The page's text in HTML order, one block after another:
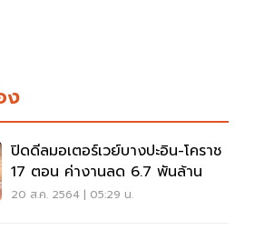
ง
ปิดดีลมอเตอร์เวย์บางปะอิน-โคราช
17 ตอน ค่างานลด 6.7 พันล้าน
20 ส.ค. 2564 | 05:29 น.